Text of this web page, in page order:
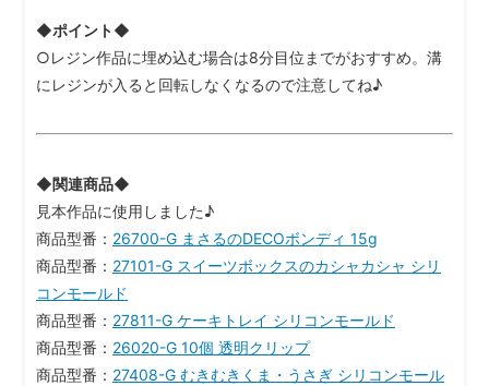
◆ポイント◆
○レジン作品に埋め込む場合は8分目位までがおすすめ。溝
にレジンが入ると回転しなくなるので注意してね♪
◆関連商品◆
見本作品に使用しました♪
商品型番： 26700-G まさるのDECOボンディ 15g
商品型番： 27101-G スイーツボックスのカシャカシャ シリ
コンモールド
商品型番： 27811-G ケーキトレイ シリコンモールド
商品型番： 26020-G 10個 透明クリップ
商品型番： 27408-G むきむきくま・うさぎ シリコンモール